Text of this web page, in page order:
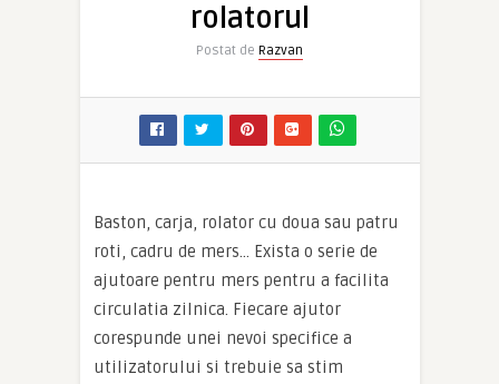
rolatorul
Postat de Razvan
Baston, carja, rolator cu doua sau patru
roti, cadru de mers… Exista o serie de
ajutoare pentru mers pentru a facilita
circulatia zilnica. Fiecare ajutor
corespunde unei nevoi specifice a
utilizatorului si trebuie sa stim